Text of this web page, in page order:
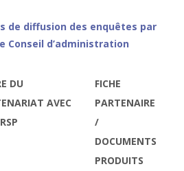
de diffusion des enquêtes par
Conseil d’administration
DU
AVEC
FICHE
PARTENAIRE
/
DOCUMENTS
PRODUITS